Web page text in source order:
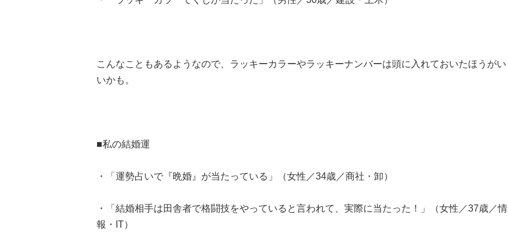
こんなこともあるようなので、ラッキーカラーやラッキーナンバーは頭に入れておいたほうがい
いかも。
■私の結婚運
・「運勢占いで『晩婚』が当たっている」（女性／34歳／商社・卸）
・「結婚相手は田舎者で格闘技をやっていると言われて、実際に当たった！」（女性／37歳／情
報・IT）